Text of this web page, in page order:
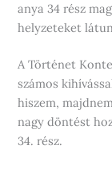
anya 34 rész
helyzeteket
A Történet
számos
hiszem,
nagy döntést
34. rész.